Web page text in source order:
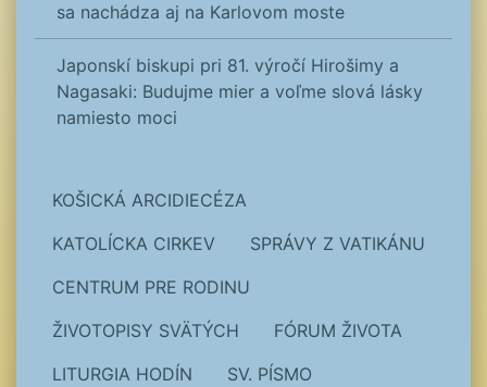
sa nachádza aj na Karlovom moste
Japonskí biskupi pri 81. výročí Hirošimy a
Nagasaki: Budujme mier a voľme slová lásky
namiesto moci
KOŠICKÁ ARCIDIECÉZA
KATOLÍCKA CIRKEV
SPRÁVY Z VATIKÁNU
CENTRUM PRE RODINU
ŽIVOTOPISY SVÄTÝCH
FÓRUM ŽIVOTA
LITURGIA HODÍN
SV. PÍSMO